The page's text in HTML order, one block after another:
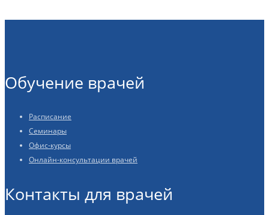
Обучение врачей
Расписание
Семинары
Офис-курсы
Онлайн-консультации врачей
Контакты для врачей